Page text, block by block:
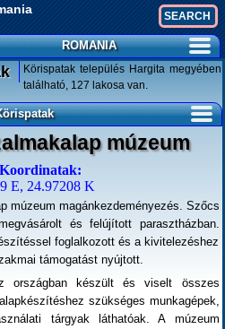
ROMANIA
Körispatak település Hargita megyében
található, 127 lakosa van.
múzeum
E, 24.97208 K
múzeum magánkezdeményezés. Szőcs
és felújított parasztházban.
foglalkozott és a kivitelezéshez
támogatást nyújtott.
országban készült és viselt összes
szükséges munkagépek,
tárgyak láthatóak. A múzeum